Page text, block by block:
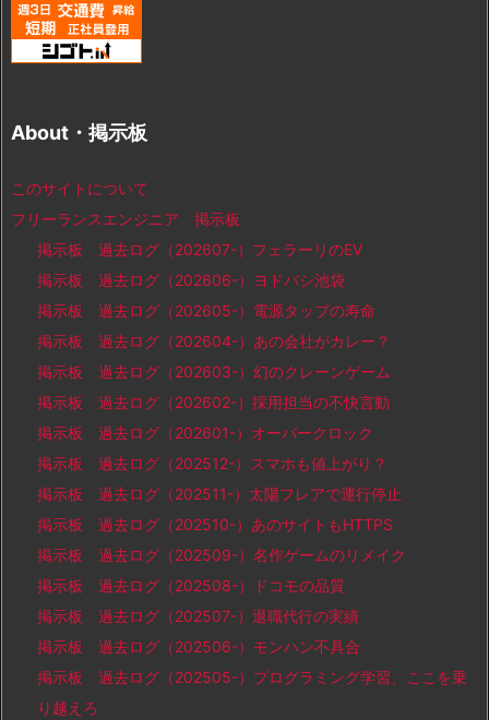
About・掲示板
このサイトについて
フリーランスエンジニア 掲示板
掲示板 過去ログ（202607-）フェラーリのEV
掲示板 過去ログ（202606-）ヨドバシ池袋
掲示板 過去ログ（202605-）電源タップの寿命
掲示板 過去ログ（202604-）あの会社がカレー？
掲示板 過去ログ（202603-）幻のクレーンゲーム
掲示板 過去ログ（202602-）採用担当の不快言動
掲示板 過去ログ（202601-）オーバークロック
掲示板 過去ログ（202512-）スマホも値上がり？
掲示板 過去ログ（202511-）太陽フレアで運行停止
掲示板 過去ログ（202510-）あのサイトもHTTPS
掲示板 過去ログ（202509-）名作ゲームのリメイク
掲示板 過去ログ（202508-）ドコモの品質
掲示板 過去ログ（202507-）退職代行の実績
掲示板 過去ログ（202506-）モンハン不具合
掲示板 過去ログ（202505-）プログラミング学習、ここを乗
り越えろ